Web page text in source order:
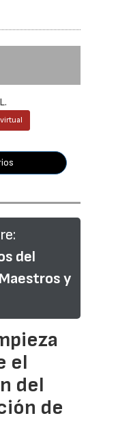
del
y
el
del
de